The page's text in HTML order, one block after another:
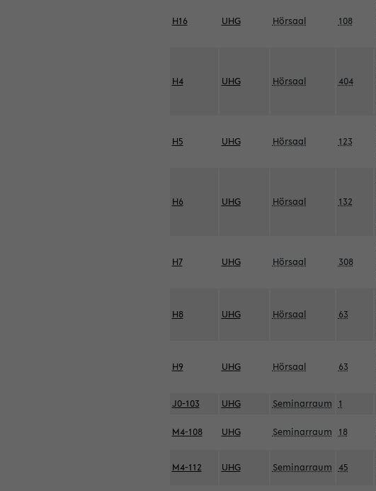
H16 UHG Hörsaal 108
H4 UHG Hörsaal 404
H5 UHG Hörsaal 123
H6 UHG Hörsaal 132
H7 UHG Hörsaal 308
H8 UHG Hörsaal 63
H9 UHG Hörsaal 63
J0-103 UHG Seminarraum 1
M4-108 UHG Seminarraum 18
M4-112 UHG Seminarraum 45